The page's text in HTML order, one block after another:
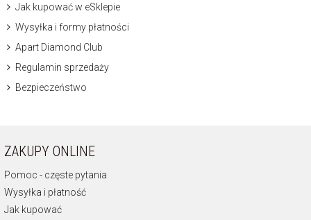
Jak kupować w eSklepie
Wysyłka i formy płatności
Apart Diamond Club
Regulamin sprzedaży
Bezpieczeństwo
ZAKUPY ONLINE
Pomoc - częste pytania
Wysyłka i płatność
Jak kupować